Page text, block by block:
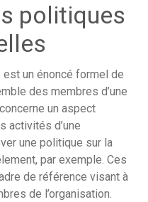
politiques
un énoncé formel de
des membres d’une
un aspect
activités d’une
une politique sur la
par exemple. Ces
de référence visant à
de l’organisation.